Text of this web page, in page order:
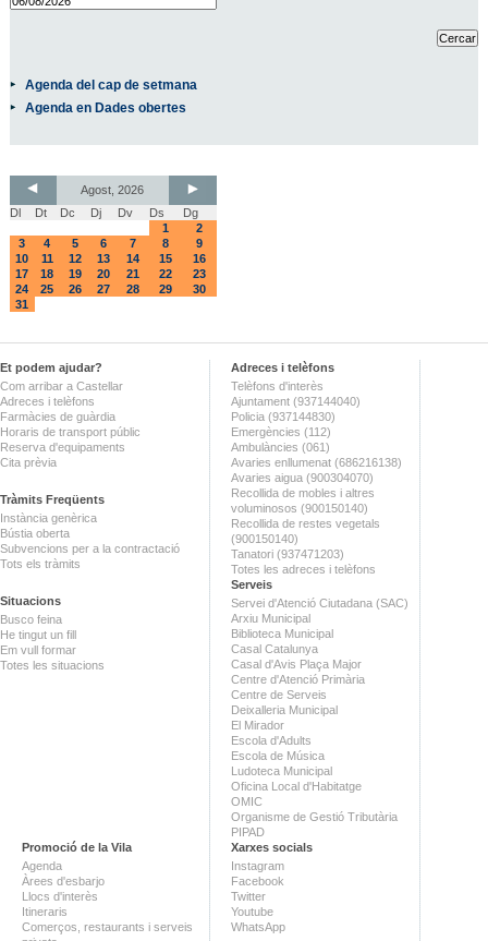
Agenda del cap de setmana
Agenda en Dades obertes
Agost, 2026
Dl
Dt Dc Dj Dv Ds
Dg
1
2
3
4 5 6 7 8
9
10
11 12 13 14 15
16
17
18 19 20 21 22
23
24
25 26 27 28 29
30
31
Et podem ajudar?
Com arribar a Castellar
Adreces i telèfons
Farmàcies de guàrdia
Horaris de transport públic
Reserva d'equipaments
Cita prèvia
Tràmits Freqüents
Instància genèrica
Bústia oberta
Subvencions per a la contractació
Tots els tràmits
Situacions
Busco feina
He tingut un fill
Em vull formar
Totes les situacions
Adreces i telèfons
Telèfons d'interès
Ajuntament (937144040)
Policia (937144830)
Emergències (112)
Ambulàncies (061)
Avaries enllumenat (686216138)
Avaries aigua (900304070)
Recollida de mobles i altres
voluminosos (900150140)
Recollida de restes vegetals
(900150140)
Tanatori (937471203)
Totes les adreces i telèfons
Serveis
Servei d'Atenció Ciutadana (SAC)
Arxiu Municipal
Biblioteca Municipal
Casal Catalunya
Casal d'Avis Plaça Major
Centre d'Atenció Primària
Centre de Serveis
Deixalleria Municipal
El Mirador
Escola d'Adults
Escola de Música
Ludoteca Municipal
Oficina Local d'Habitatge
OMIC
Organisme de Gestió Tributària
PIPAD
Promoció de la Vila
Agenda
Àrees d'esbarjo
Llocs d'interès
Itineraris
Comerços, restaurants i serveis
Xarxes socials
Instagram
Facebook
Twitter
Youtube
WhatsApp